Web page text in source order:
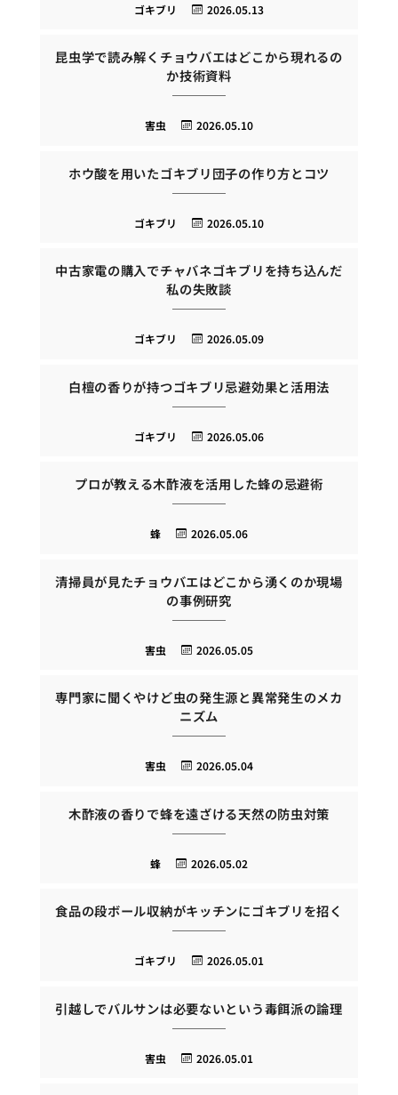
2026.05.13
ゴキブリ
昆虫学で読み解くチョウバエはどこから現れるの
か技術資料
2026.05.10
害虫
ホウ酸を用いたゴキブリ団子の作り方とコツ
2026.05.10
ゴキブリ
中古家電の購入でチャバネゴキブリを持ち込んだ
私の失敗談
2026.05.09
ゴキブリ
白檀の香りが持つゴキブリ忌避効果と活用法
2026.05.06
ゴキブリ
プロが教える木酢液を活用した蜂の忌避術
2026.05.06
蜂
清掃員が見たチョウバエはどこから湧くのか現場
の事例研究
2026.05.05
害虫
専門家に聞くやけど虫の発生源と異常発生のメカ
ニズム
2026.05.04
害虫
木酢液の香りで蜂を遠ざける天然の防虫対策
2026.05.02
蜂
食品の段ボール収納がキッチンにゴキブリを招く
2026.05.01
ゴキブリ
引越しでバルサンは必要ないという毒餌派の論理
2026.05.01
害虫